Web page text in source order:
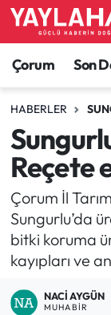
Çorum Son
HABERLER
Reçete
Çorum İl
Sungurlu’da
bitki koruma
kayıpları ve
NACI AYGÜN
MUHABIR
Alaca
Bayat
Bilgi -
Bilim ve
Çorum
Çorum
Çorum
Çorum
Çorum
Çorum
TFF 1.Lig
Tüm
Son